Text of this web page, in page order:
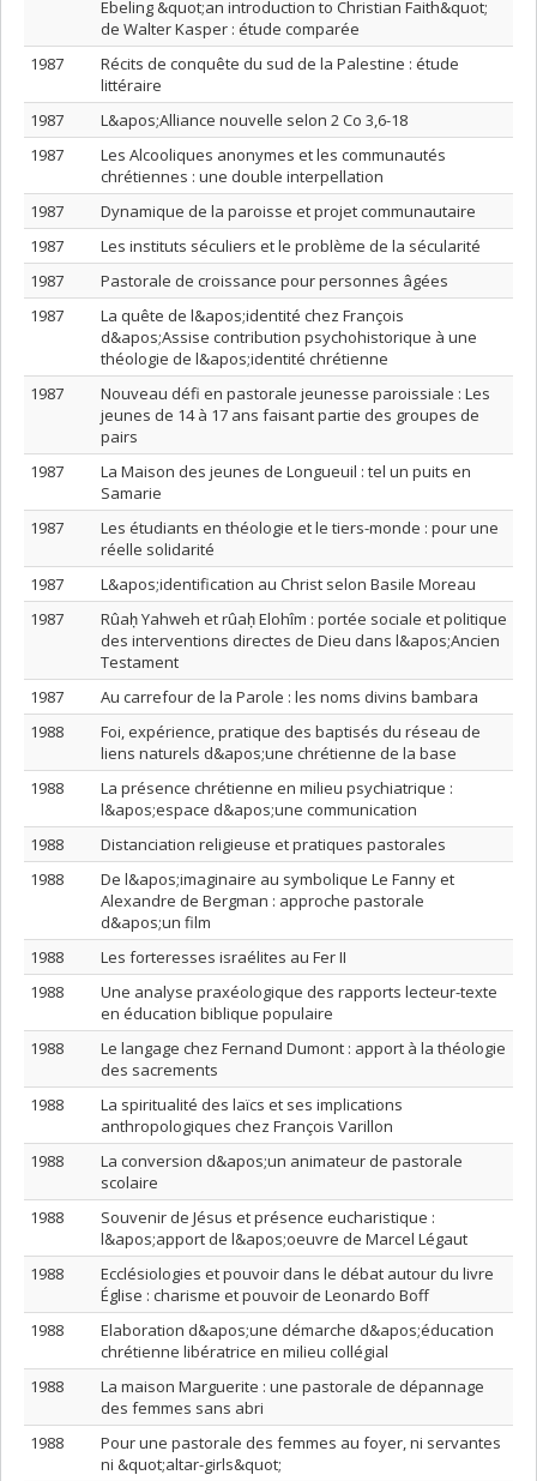
Ebeling &quot;an introduction to Christian Faith&quot;
de Walter Kasper : étude comparée
1987
Récits de conquête du sud de la Palestine : étude
littéraire
1987
L&apos;Alliance nouvelle selon 2 Co 3,6-18
1987
Les Alcooliques anonymes et les communautés
chrétiennes : une double interpellation
1987
Dynamique de la paroisse et projet communautaire
1987
Les instituts séculiers et le problème de la sécularité
1987
Pastorale de croissance pour personnes âgées
1987
La quête de l&apos;identité chez François
d&apos;Assise contribution psychohistorique à une
théologie de l&apos;identité chrétienne
1987
Nouveau défi en pastorale jeunesse paroissiale : Les
jeunes de 14 à 17 ans faisant partie des groupes de
pairs
1987
La Maison des jeunes de Longueuil : tel un puits en
Samarie
1987
Les étudiants en théologie et le tiers-monde : pour une
réelle solidarité
1987
L&apos;identification au Christ selon Basile Moreau
1987
Rûaḥ Yahweh et rûaḥ Elohîm : portée sociale et politique
des interventions directes de Dieu dans l&apos;Ancien
Testament
1987
Au carrefour de la Parole : les noms divins bambara
1988
Foi, expérience, pratique des baptisés du réseau de
liens naturels d&apos;une chrétienne de la base
1988
La présence chrétienne en milieu psychiatrique :
l&apos;espace d&apos;une communication
1988
Distanciation religieuse et pratiques pastorales
1988
De l&apos;imaginaire au symbolique Le Fanny et
Alexandre de Bergman : approche pastorale
d&apos;un film
1988
Les forteresses israélites au Fer II
1988
Une analyse praxéologique des rapports lecteur-texte
en éducation biblique populaire
1988
Le langage chez Fernand Dumont : apport à la théologie
des sacrements
1988
La spiritualité des laïcs et ses implications
anthropologiques chez François Varillon
1988
La conversion d&apos;un animateur de pastorale
scolaire
1988
Souvenir de Jésus et présence eucharistique :
l&apos;apport de l&apos;oeuvre de Marcel Légaut
1988
Ecclésiologies et pouvoir dans le débat autour du livre
Église : charisme et pouvoir de Leonardo Boff
1988
Elaboration d&apos;une démarche d&apos;éducation
chrétienne libératrice en milieu collégial
1988
La maison Marguerite : une pastorale de dépannage
des femmes sans abri
1988
Pour une pastorale des femmes au foyer, ni servantes
ni &quot;altar-girls&quot;